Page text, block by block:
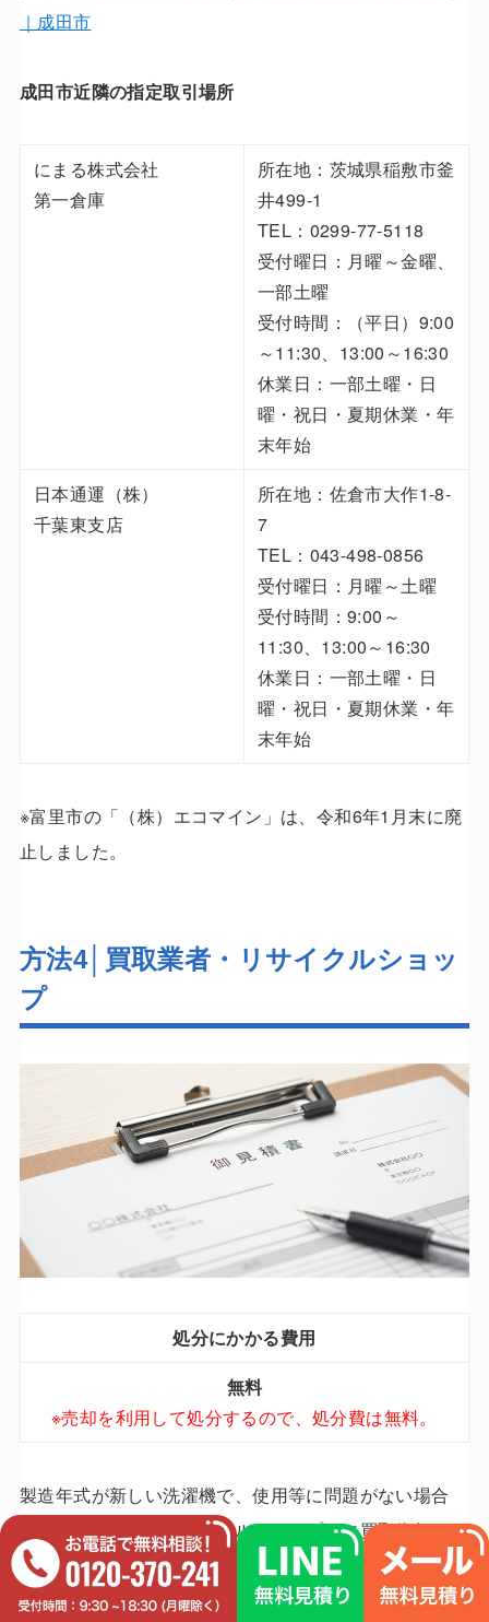
｜成田市
成田市近隣の指定取引場所
にまる株式会社
第一倉庫
所在地：茨城県稲敷市釜
井499-1
TEL：0299-77-5118
受付曜日：月曜～金曜、
一部土曜
受付時間：（平日）9:00
～11:30、13:00～16:30
休業日：一部土曜・日
曜・祝日・夏期休業・年
末年始
日本通運（株）
千葉東支店
所在地：佐倉市大作1-8-
7
TEL：043-498-0856
受付曜日：月曜～土曜
受付時間：9:00～
11:30、13:00～16:30
休業日：一部土曜・日
曜・祝日・夏期休業・年
末年始
※富里市の「（株）エコマイン」は、令和6年1月末に廃
止しました。
方法4│買取業者・リサイクルショッ
プ
処分にかかる費用
無料
※売却を利用して処分するので、処分費は無料。
製造年式が新しい洗濯機で、使用等に問題がない場合
は、「買取業者・リサイクルショップ」に買取依頼をし
てみるのも一つの方法です。